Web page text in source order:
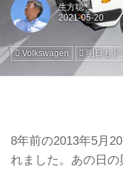
生方聡
Volkswagen 明日もド
8年前の2013年5月
れました。あの日の